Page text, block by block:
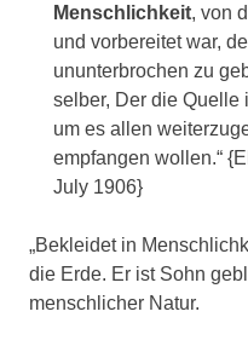
Menschlichkeit, von
und vorbereitet war,
ununterbrochen zu
selber, Der die Quelle
um es allen
empfangen wollen.“
July 1906}
„Bekleidet in
die Erde. Er ist Sohn
menschlicher Natur.